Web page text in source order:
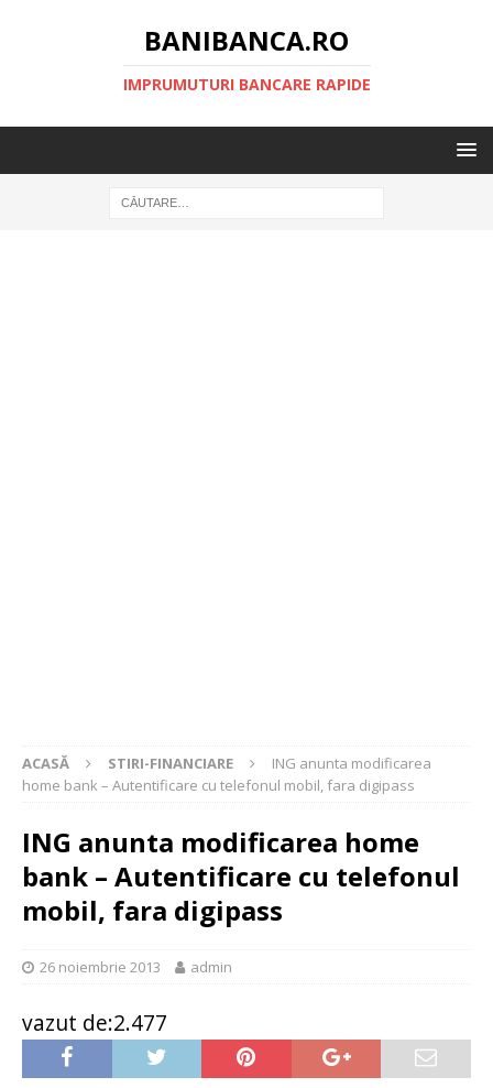
BANIBANCA.RO
IMPRUMUTURI BANCARE RAPIDE
ACASĂ STIRI-FINANCIARE
ING anunta modificarea
home bank – Autentificare cu telefonul mobil, fara digipass
ING anunta modificarea home
bank – Autentificare cu telefonul
mobil, fara digipass
26 noiembrie 2013 admin
vazut de:2.477